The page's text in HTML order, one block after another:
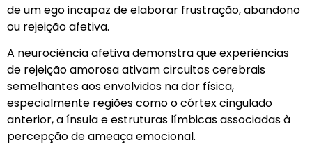
de um ego incapaz de elaborar frustração, abandono
ou rejeição afetiva.
A neurociência afetiva demonstra que experiências
de rejeição amorosa ativam circuitos cerebrais
semelhantes aos envolvidos na dor física,
especialmente regiões como o córtex cingulado
anterior, a ínsula e estruturas límbicas associadas à
percepção de ameaça emocional.